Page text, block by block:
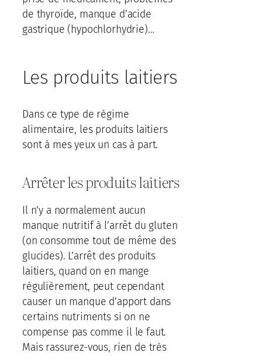
de thyroïde, manque d’acide
gastrique (hypochlorhydrie)…
Les produits laitiers
Dans ce type de régime
alimentaire, les produits laitiers
sont à mes yeux un cas à part.
Arrêter les produits laitiers
Il n’y a normalement aucun
manque nutritif à l’arrêt du gluten
(on consomme tout de même des
glucides). L’arrêt des produits
laitiers, quand on en mange
régulièrement, peut cependant
causer un manque d’apport dans
certains nutriments si on ne
compense pas comme il le faut.
Mais rassurez-vous, rien de très